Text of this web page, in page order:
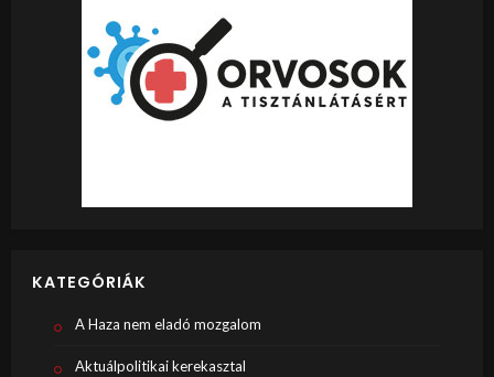
KATEGÓRIÁK
A Haza nem eladó mozgalom
Aktuálpolitikai kerekasztal